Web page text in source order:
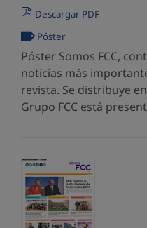
Descargar PDF
Póster
Póster Somos FCC,
noticias más
revista. Se distribuye
Grupo FCC está